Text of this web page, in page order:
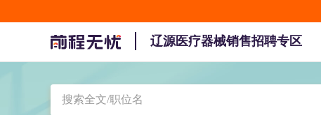
辽源医疗器械销售招聘专区